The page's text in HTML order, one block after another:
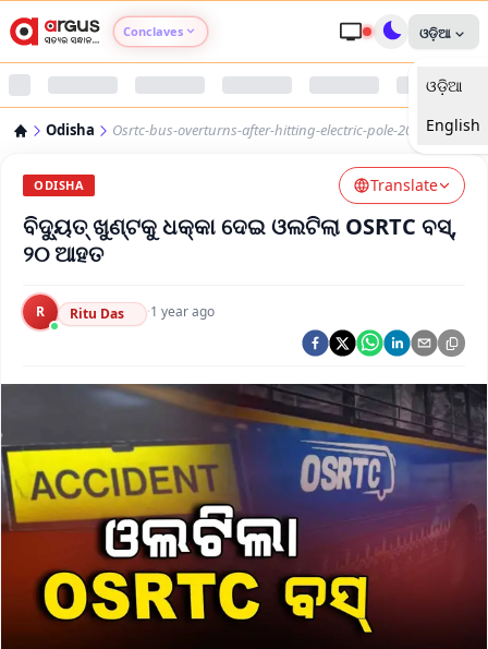
Conclaves
Argus Nari Shakti
Argus Swaad Odisha
ଓଡ଼ିଆ
ଓଡ଼ିଆ
English
Odisha Osrtc-bus-overturns-after-hitting-electric-pole-20-injured
ODISHA Translate
ବିଦ୍ୟୁତ୍ ଖୁଣ୍ଟକୁ ଧକ୍କା ଦେଇ ଓଲଟିଲା OSRTC ବସ୍,
୨୦ ଆହତ
R Ritu Das ·1 year ago